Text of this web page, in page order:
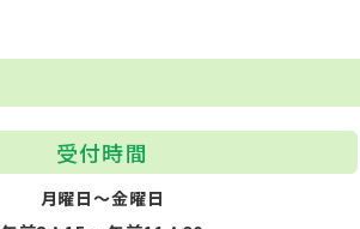
受付時間
月曜日～金曜日